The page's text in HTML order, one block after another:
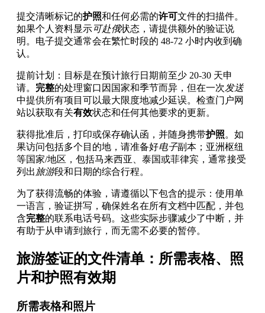
提交清晰标记的护照和任何必需的许可文件的扫描件。
如果个人资料显示可赴俄状态，请提供额外的验证说
明。电子提交通常会在繁忙时段的 48-72 小时内收到确
认。
提前计划：目标是在预计旅行日期前至少 20-30 天申
请。 完整的处理窗口因国家和季节而异，但在一次发送
中提供所有项目可以最大限度地减少延误。检查门户网
站以获取有关有效状态和任何其他要求的更新。
获得批准后，打印或保存确认函，并随身携带护照。如
果访问包括多个目的地，请准备好电子副本；亚洲枢纽
等国家/地区，包括马来西亚、泰国或菲律宾，通常接受
列出 旅游段和日期的综合行程。
为了获得流畅的体验，请遵循以下包含的提示：使用单
一语言，验证拼写，确保姓名在所有文档中匹配，并包
含完整的联系电话号码。这些实际步骤减少了中断，并
有助于从申请到旅行，而无需不必要的暂停。
旅游签证的文件清单：所需表格、照
片和护照有效期
所需表格和照片